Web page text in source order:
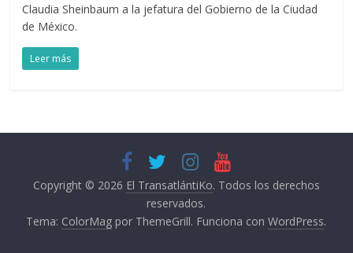
Claudia Sheinbaum a la jefatura del Gobierno de la Ciudad
de México.
Leer más
Copyright © 2026 El TransatlántiKo. Todos los derechos
reservados.
Tema: ColorMag por ThemeGrill. Funciona conWordPress.